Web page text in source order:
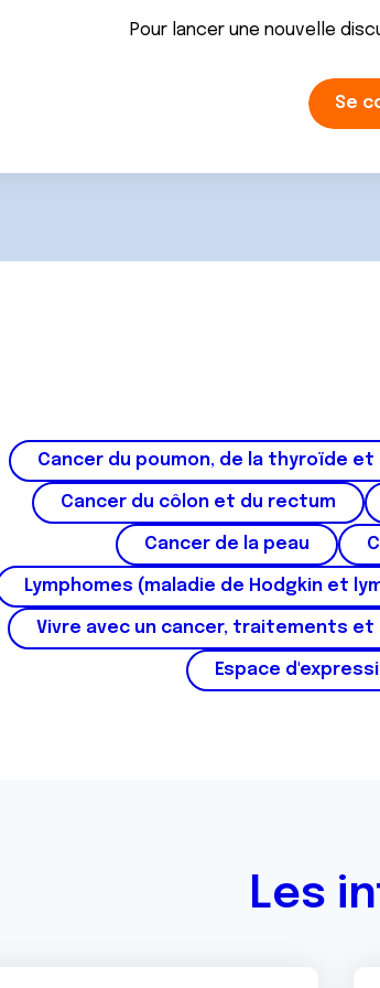
t
Pour lancer une nouvelle
Se
Cancer du poumon, de la thyroïde
Cancer du côlon et du rectum
Cancer de la peau
Lymphomes (maladie de Hodgkin et
Vivre avec un cancer, traitements et
Espace
Les